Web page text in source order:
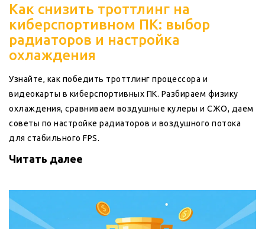
Как снизить троттлинг на
киберспортивном ПК: выбор
радиаторов и настройка
охлаждения
Узнайте, как победить троттлинг процессора и
видеокарты в киберспортивных ПК. Разбираем физику
охлаждения, сравниваем воздушные кулеры и СЖО, даем
советы по настройке радиаторов и воздушного потока
для стабильного FPS.
Читать далее